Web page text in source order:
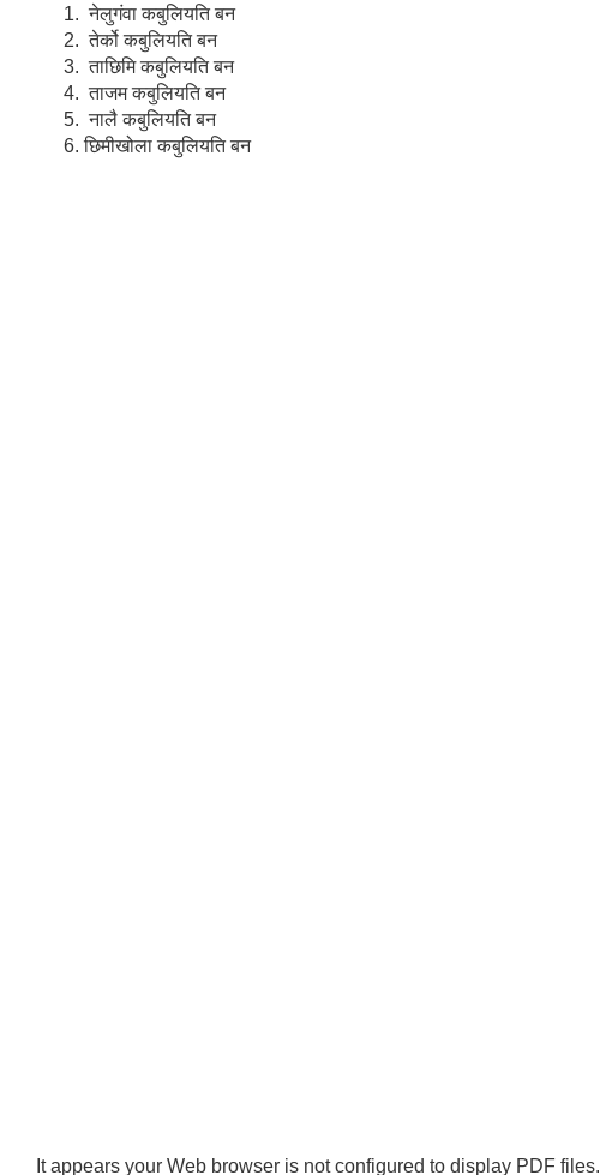
नेलुगंवा कबुलियति बन
तेर्को कबुलियति बन
ताछिमि कबुलियति बन
ताजम कबुलियति बन
नालै कबुलियति बन
छिमीखोला कबुलियति बन
It appears your Web browser is not configured to display PDF files.